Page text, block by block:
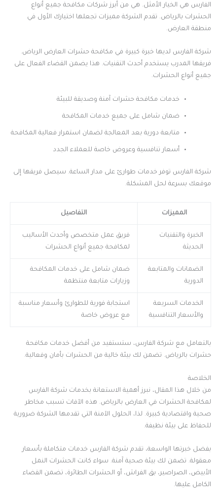
الفارس هي الخيار الأمثل. هي من أبرز شركات مكافحة جميع أنواع
الحشرات بالرياض. تقدم الشركة مميزات تجعلها اختيارك الأول في
منطقة العارض.
شركة الفارس لديها خبرة كبيرة في مكافحة حشرات العارض الرياض.
فريقها المدرب يستخدم أحدث التقنيات. هذا يضمن القضاء الفعال على
جميع أنواع الحشرات.
خدمات مكافحة حشرات آمنة وصديقة للبيئة
ضمان شامل على جميع خدمات المكافحة
متابعة دورية بعد المعالجة لضمان استمرار فعالية المكافحة
أسعار تنافسية وعروض خاصة للعملاء الجدد
شركة الفارس توفر خدمات طوارئ على مدار الساعة. سيصل فريقها إلى
موقعك بسرعة لحل المشكلة.
المميزات التفاصيل
الخبرة والتقنيات
الحديثة
فريق عمل متخصص وأحدث الأساليب
لمكافحة جميع أنواع الحشرات
الضمانات والمتابعة
الدورية
ضمان شامل على خدمات المكافحة
وزيارات متابعة منتظمة
الخدمات السريعة
والأسعار التنافسية
استجابة فورية للطوارئ وأسعار مناسبة
مع عروض خاصة
بالتعامل مع شركة الفارس، ستستفيد من أفضل خدمات مكافحة
حشرات بالرياض. تضمن لك بيئة خالية من الحشرات بأمان وفعالية.
الخلاصة
من خلال هذا المقال، نبرز أهمية الاستعانة بخدمات شركة الفارس
لمكافحة الحشرات في العارض بالرياض. هذه الآفات تسبب مخاطر
صحية واقتصادية كبيرة. لذا، الحلول الآمنة التي تقدمها الشركة ضرورية
للحفاظ على بيئة نظيفة.
بفضل خبرتها الواسعة، تقدم شركة الفارس خدمات متكاملة بأسعار
معقولة. تضمن لك بيئة صحية آمنة. سواء كانت الحشرات النمل
الأبيض، الصراصير، بق الفراش، أو الحشرات الطائرة، تضمن القضاء
الكامل عليها.